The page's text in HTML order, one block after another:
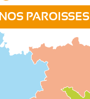
NOS PAROISSES